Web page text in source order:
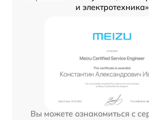
и электротехника»
Вы можете ознакомиться с